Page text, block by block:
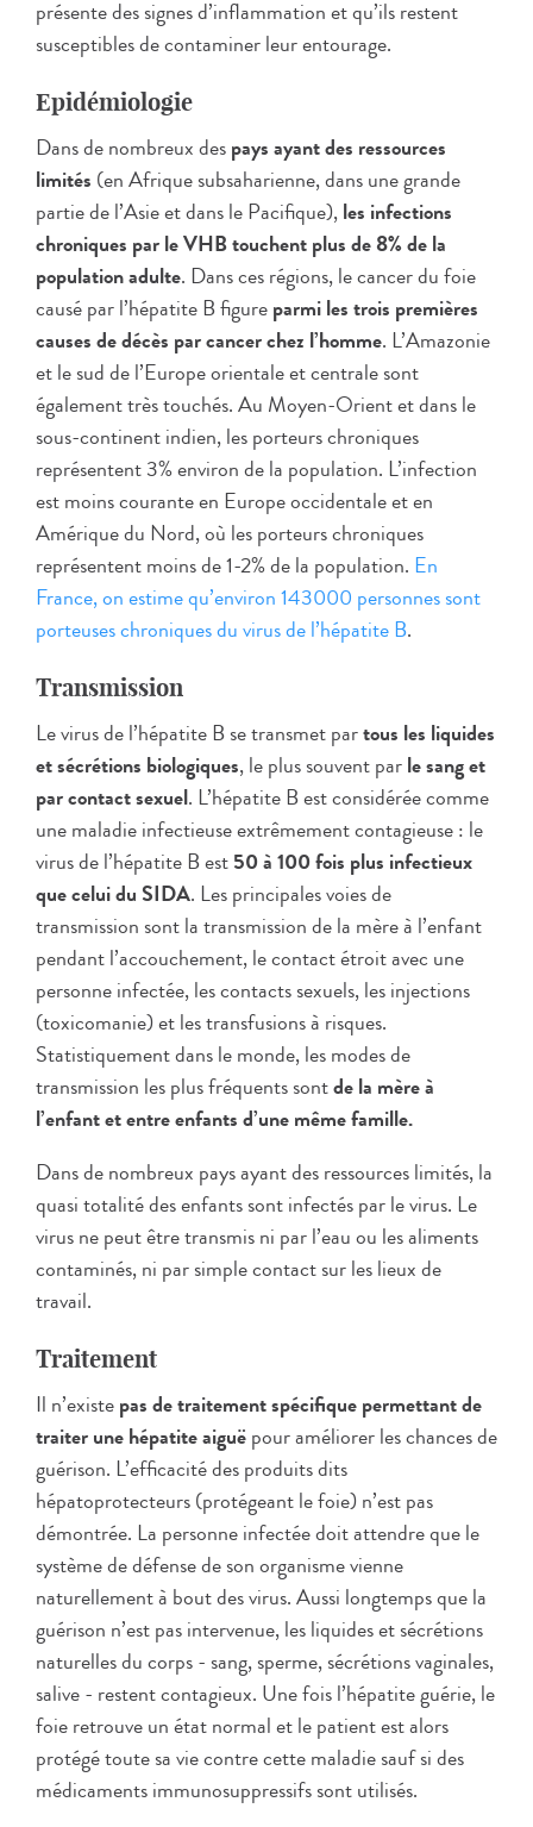
présente des signes d’inflammation et qu’ils restent
susceptibles de contaminer leur entourage.
Epidémiologie
Dans de nombreux despays ayant des ressources
limités (en Afrique subsaharienne, dans une grande
partie de l’Asie et dans le Pacifique),les infections
chroniques par le VHB touchent plus de 8% de la
population adulte. Dans ces régions, le cancer du foie
causé par l’hépatite B figureparmi les trois premières
causes de décès par cancer chez l’homme. L’Amazonie
et le sud de l’Europe orientale et centrale sont
également très touchés. Au Moyen-Orient et dans le
sous-continent indien, les porteurs chroniques
représentent 3% environ de la population. L’infection
est moins courante en Europe occidentale et en
Amérique du Nord, où les porteurs chroniques
représentent moins de 1-2% de la population. En
France, on estime qu’environ 143000 personnes sont
porteuses chroniques du virus de l’hépatite B.
Transmission
Le virus de l’hépatite B se transmet partous les liquides
et sécrétions biologiques, le plus souvent parle sang et
par contact sexuel. L’hépatite B est considérée comme
une maladie infectieuse extrêmement contagieuse : le
virus de l’hépatite B est50 à 100 fois plus infectieux
que celui du SIDA. Les principales voies de
transmission sont la transmission de la mère à l’enfant
pendant l’accouchement, le contact étroit avec une
personne infectée, les contacts sexuels, les injections
(toxicomanie) et les transfusions à risques.
Statistiquement dans le monde, les modes de
transmission les plus fréquents sontde la mère à
l’enfant et entre enfants d’une même famille.
Dans de nombreux pays ayant des ressources limités, la
quasi totalité des enfants sont infectés par le virus. Le
virus ne peut être transmis ni par l’eau ou les aliments
contaminés, ni par simple contact sur les lieux de
travail.
Traitement
Il n’existepas de traitement spécifique permettant de
traiter une hépatite aiguëpour améliorer les chances de
guérison. L’efficacité des produits dits
hépatoprotecteurs (protégeant le foie) n’est pas
démontrée. La personne infectée doit attendre que le
système de défense de son organisme vienne
naturellement à bout des virus. Aussi longtemps que la
guérison n’est pas intervenue, les liquides et sécrétions
naturelles du corps - sang, sperme, sécrétions vaginales,
salive - restent contagieux. Une fois l’hépatite guérie, le
foie retrouve un état normal et le patient est alors
protégé toute sa vie contre cette maladie sauf si des
médicaments immunosuppressifs sont utilisés.